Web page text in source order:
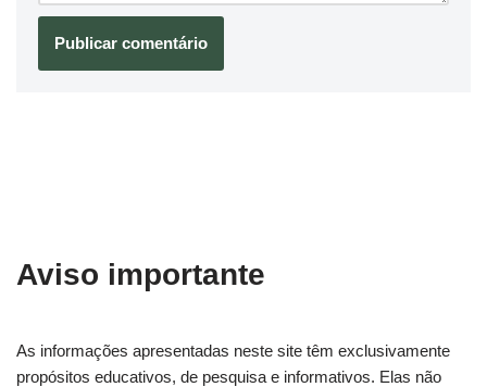
Aviso importante
As informações apresentadas neste site têm exclusivamente
propósitos educativos, de pesquisa e informativos. Elas não